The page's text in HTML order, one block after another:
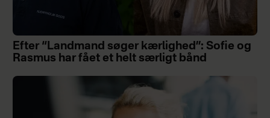
Efter “Landmand søger kærlighed”: Sofie og
Rasmus har fået et helt særligt bånd